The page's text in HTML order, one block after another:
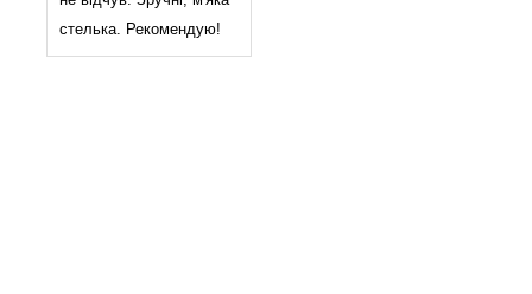
стелька. Рекомендую!